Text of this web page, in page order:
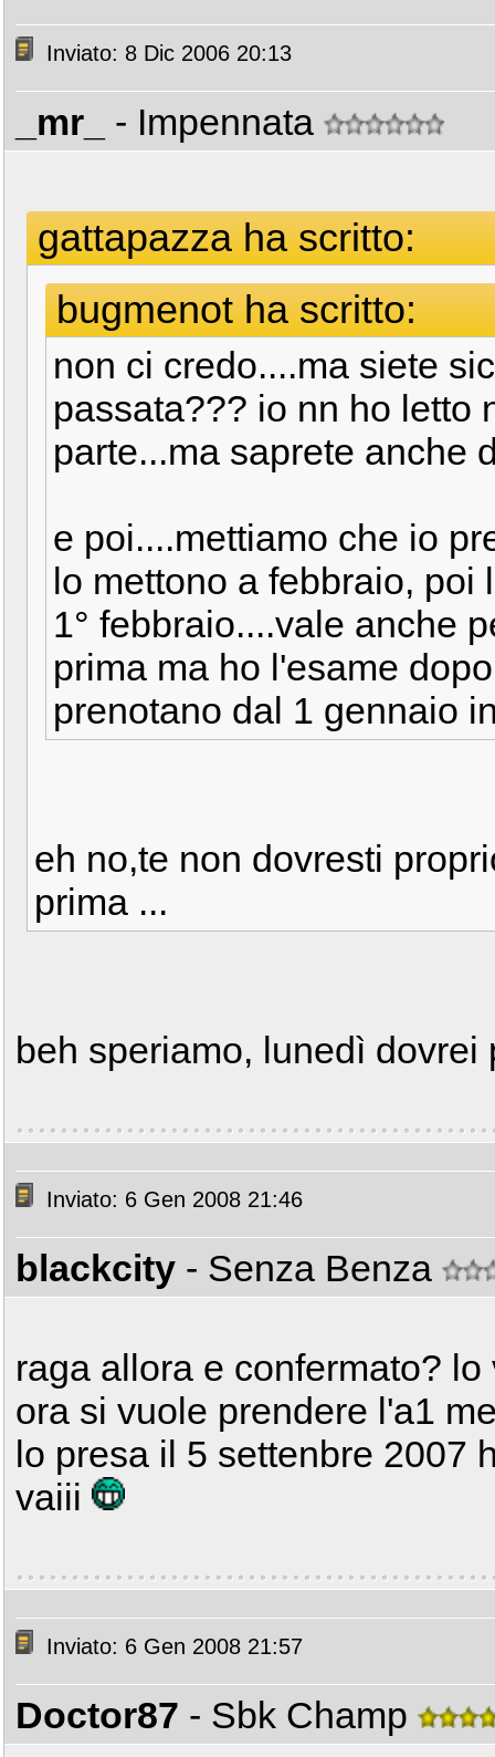
Inviato: 8 Dic 2006 20:13
_mr_ - Impennata
gattapazza ha scritto:
bugmenot ha scritto:
non ci credo....ma siete
passata??? io nn ho letto
parte...ma saprete anche
e poi....mettiamo che io
lo mettono a febbraio, poi
1° febbraio....vale anche
prima ma ho l'esame
prenotano dal 1 gennaio
eh no,te non dovresti
prima ...
beh speriamo, lunedì dovrei
Inviato: 6 Gen 2008 21:46
blackcity - Senza Benza
raga allora e confermato?
ora si vuole prendere l'a1
lo presa il 5 settenbre 2007
vaiii
Inviato: 6 Gen 2008 21:57
Doctor87 - Sbk Champ